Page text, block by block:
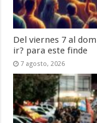
Del viernes 7 al
ir? para este finde
7 agosto, 2026